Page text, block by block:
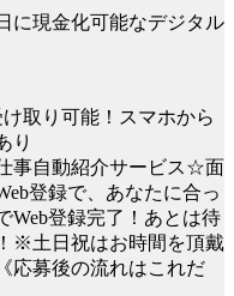
に現金化可能なデジタル
取り可能！スマホから
り
事自動紹介サービス☆面
登録で、あなたに合っ
Web登録完了！あとは待
※土日祝はお時間を頂戴
応募後の流れはこれだ